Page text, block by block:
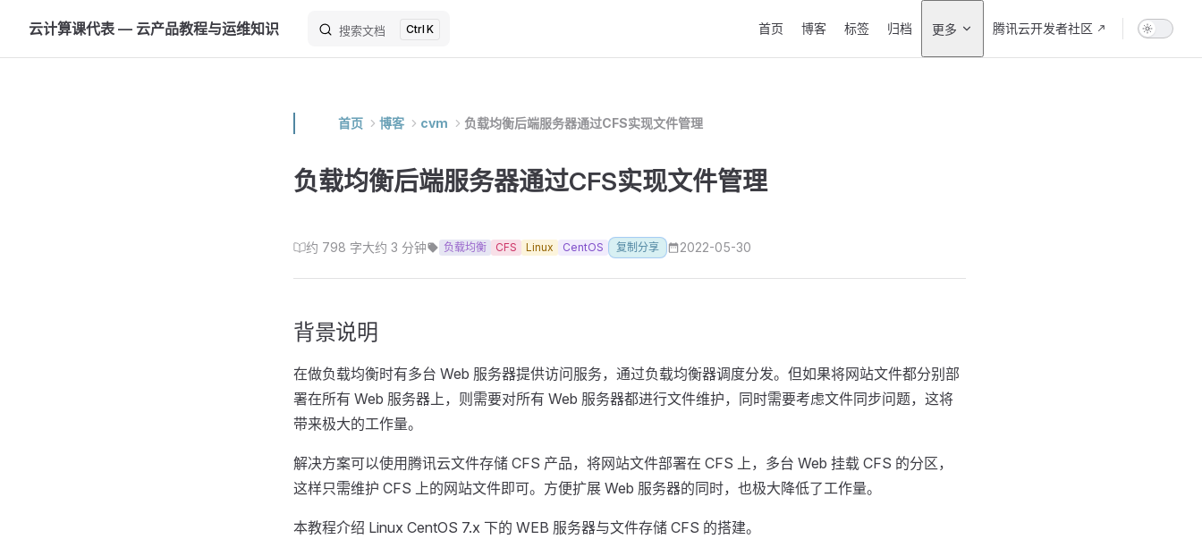
Skip to content
云计算课代表 — 云产品教程与运维知识 搜索文档 K 首页 博客 标签 归档 更多 腾讯云开发者社区
首页 博客 cvm 负载均衡后端服务器通过CFS实现文件管理
负载均衡后端服务器通过CFS实现文件管理
约 798 字大约 3 分钟 负载均衡 CFS Linux CentOS 复制分享 2022-05-30
背景说明
在做负载均衡时有多台 Web 服务器提供访问服务，通过负载均衡器调度分发。但如果将网站文件都分别部
署在所有 Web 服务器上，则需要对所有 Web 服务器都进行文件维护，同时需要考虑文件同步问题，这将
带来极大的工作量。
解决方案可以使用腾讯云文件存储 CFS 产品，将网站文件部署在 CFS 上，多台 Web 挂载 CFS 的分区，
这样只需维护 CFS 上的网站文件即可。方便扩展 Web 服务器的同时，也极大降低了工作量。
本教程介绍 Linux CentOS 7.x 下的 WEB 服务器与文件存储 CFS 的搭建。